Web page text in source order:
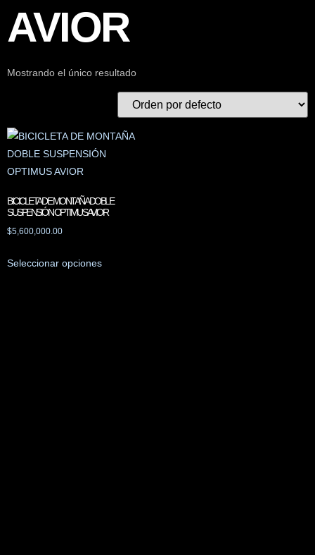
AVIOR
Mostrando el único resultado
BICICLETA DE MONTAÑA DOBLE
SUSPENSIÓN OPTIMUS AVIOR
$5,600,000.00
Seleccionar opciones